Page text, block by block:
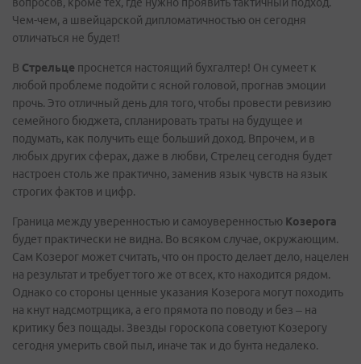
Чем-чем, а швейцарской дипломатичностью он сегодня
отличаться не будет!
В Стрельце проснется настоящий бухгалтер! Он сумеет к
любой проблеме подойти с ясной головой, прогнав эмоции
прочь. Это отличный день для того, чтобы провести ревизию
семейного бюджета, спланировать траты на будущее и
подумать, как получить еще больший доход. Впрочем, и в
любых других сферах, даже в любви, Стрелец сегодня будет
настроен столь же практично, заменив язык чувств на язык
строгих фактов и цифр.
Граница между уверенностью и самоуверенностью Козерога
будет практически не видна. Во всяком случае, окружающим.
Сам Козерог может считать, что он просто делает дело, нацелен
на результат и требует того же от всех, кто находится рядом.
Однако со стороны ценные указания Козерога могут походить
на кнут надсмотрщика, а его прямота по поводу и без – на
критику без пощады. Звезды гороскопа советуют Козерогу
сегодня умерить свой пыл, иначе так и до бунта недалеко.